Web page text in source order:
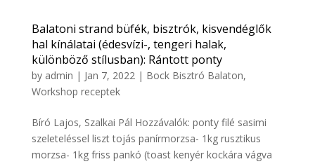
Balatoni strand büfék, bisztrók, kisvendéglők
hal kínálatai (édesvízi-, tengeri halak,
különböző stílusban): Rántott ponty
by admin | Jan 7, 2022| Bock Bisztró Balaton,
Workshop receptek
Bíró Lajos, Szalkai Pál Hozzávalók: ponty filé sasimi
szeleteléssel liszt tojás panírmorzsa- 1kg rusztikus
morzsa- 1kg friss pankó (toast kenyér kockára vágva